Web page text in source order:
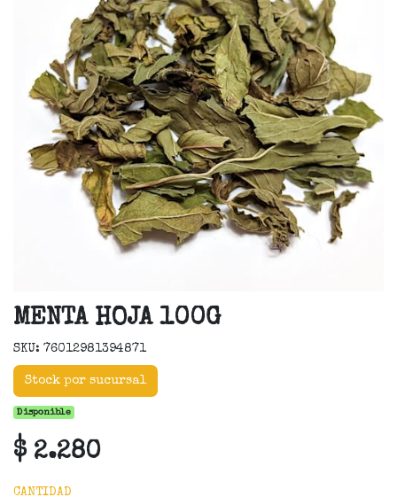
MENTA HOJA 100G
SKU: 76012981394871
Stock por sucursal
Disponible
$ 2.280
CANTIDAD